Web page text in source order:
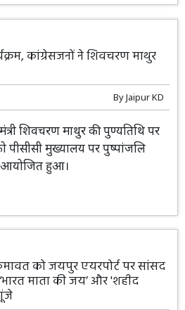
कांग्रेसजनों ने शिवचरण माथुर
ByJaipur KD
शिवचरण माथुर की पुण्यतिथि पर
पीसीसी मुख्यालय पर पुष्पांजलि
आयोजित हुआ।
को जयपुर एयरपोर्ट पर सांसद
माता की जय’ और 'शहीद